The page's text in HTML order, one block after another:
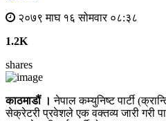
२०७९ माघ १६ सोमवार ०८:३८
1.2K
shares
काठमाडौं । नेपाल कम्युनिष्ट पार्टी
सेक्रेटरी प्रवेशले एक वक्तव्य जारी गरी